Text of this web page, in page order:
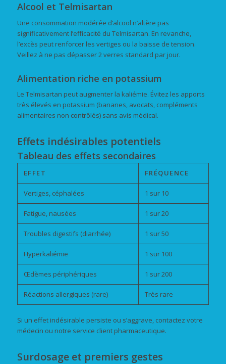
Alcool et Telmisartan
Une consommation modérée d’alcool n’altère pas
significativement l’efficacité du Telmisartan. En revanche,
l’excès peut renforcer les vertiges ou la baisse de tension.
Veillez à ne pas dépasser 2 verres standard par jour.
Alimentation riche en potassium
Le Telmisartan peut augmenter la kaliémie. Évitez les apports
très élevés en potassium (bananes, avocats, compléments
alimentaires non contrôlés) sans avis médical.
Effets indésirables potentiels
Tableau des effets secondaires
EFFET FRÉQUENCE
Vertiges, céphalées 1 sur 10
Fatigue, nausées 1 sur 20
Troubles digestifs (diarrhée) 1 sur 50
Hyperkaliémie 1 sur 100
Œdèmes périphériques 1 sur 200
Réactions allergiques (rare) Très rare
Si un effet indésirable persiste ou s’aggrave, contactez votre
médecin ou notre service client pharmaceutique.
Surdosage et premiers gestes